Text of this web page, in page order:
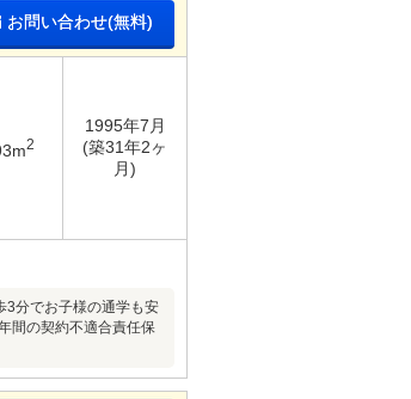
お問い合わせ(無料)
2
1995年7月
(築31年2ヶ
月)
分でお子様の通学も安
間の契約不適合責任保